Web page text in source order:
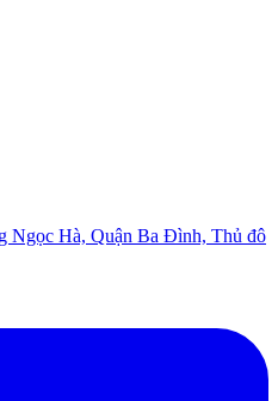
Ngọc Hà, Quận Ba Đình, Thủ đô